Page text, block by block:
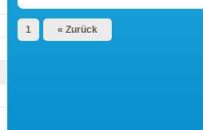
1 « Zurück